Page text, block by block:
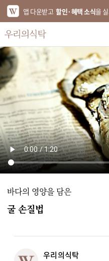
앱 다운받고 할인·혜택 소식을
스
에
한
바다의 영양을 담은
굴 손질법
우리의식탁